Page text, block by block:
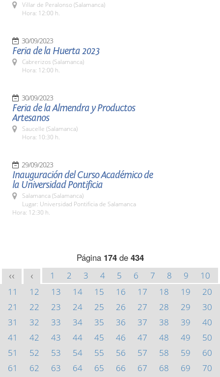
Villar de Peralonso (Salamanca)
Hora: 12:00 h.
30/09/2023
Feria de la Huerta 2023
Cabrerizos (Salamanca)
Hora: 12:00 h.
30/09/2023
Feria de la Almendra y Productos
Artesanos
Saucelle (Salamanca)
Hora: 10:30 h.
29/09/2023
Inauguración del Curso Académico de
la Universidad Pontificia
Salamanca (Salamanca)
Lugar: Universidad Pontificia de Salamanca
Hora: 12:30 h.
Página 174de 434
<< < 1 2 3 4 5 6 7 8 9
10
11
12 13 14 15 16 17 18 19
20
21
22 23 24 25 26 27 28 29
30
31
32 33 34 35 36 37 38 39
40
41
42 43 44 45 46 47 48 49
50
51
52 53 54 55 56 57 58 59
60
61
62 63 64 65 66 67 68 69
70